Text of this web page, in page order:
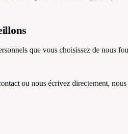
que vous choisissez de nous
ou nous écrivez directement,